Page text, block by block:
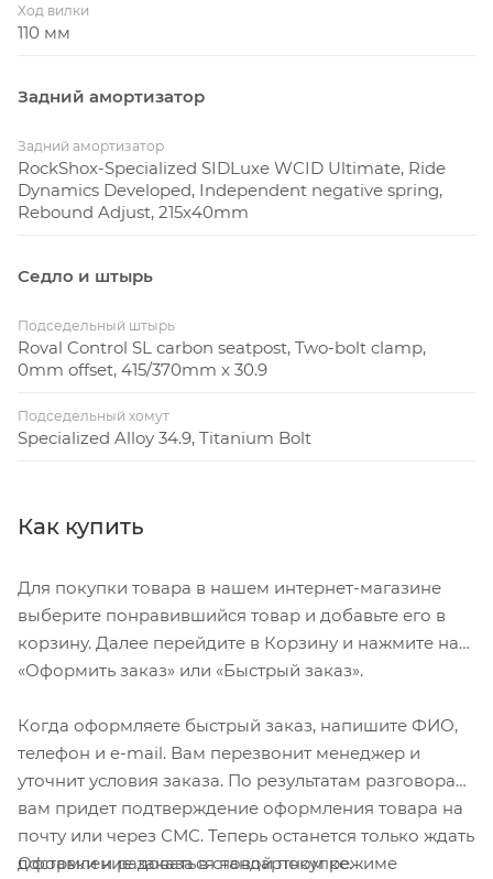
Ход вилки
110 мм
Задний амортизатор
Задний амортизатор
RockShox-Specialized SIDLuxe WCID Ultimate, Ride
Dynamics Developed, Independent negative spring,
Rebound Adjust, 215x40mm
Седло и штырь
Подседельный штырь
Roval Control SL carbon seatpost, Two-bolt clamp,
0mm offset, 415/370mm x 30.9
Подседельный хомут
Specialized Alloy 34.9, Titanium Bolt
Как купить
Для покупки товара в нашем интернет-магазине
выберите понравившийся товар и добавьте его в
корзину. Далее перейдите в Корзину и нажмите на
«Оформить заказ» или «Быстрый заказ».
Когда оформляете быстрый заказ, напишите ФИО,
телефон и e-mail. Вам перезвонит менеджер и
уточнит условия заказа. По результатам разговора
вам придет подтверждение оформления товара на
почту или через СМС. Теперь останется только ждать
доставки и радоваться новой покупке.
Оформление заказа в стандартном режиме